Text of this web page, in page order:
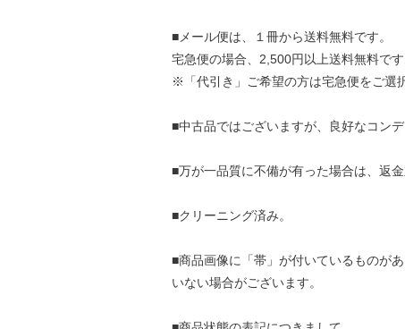
■メール便は、１冊から送料無料です。
宅急便の場合、2,500円以上送料無料です
※「代引き」ご希望の方は宅急便をご選
■中古品ではございますが、良好なコンデ
■万が一品質に不備が有った場合は、返金
■クリーニング済み。
■商品画像に「帯」が付いているものが
いない場合がございます。